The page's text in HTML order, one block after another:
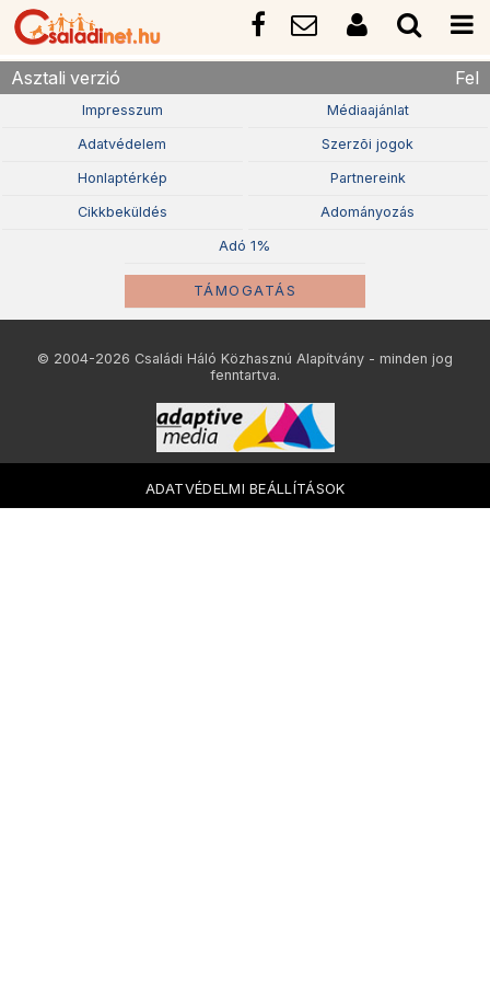
Asztali verzió Fel
Impresszum Médiaajánlat
Adatvédelem Szerzõi jogok
Honlaptérkép Partnereink
Cikkbeküldés Adományozás
Adó 1%
TÁMOGATÁS
© 2004-2026 Családi Háló Közhasznú Alapítvány - minden jog
fenntartva.
ADATVÉDELMI BEÁLLÍTÁSOK